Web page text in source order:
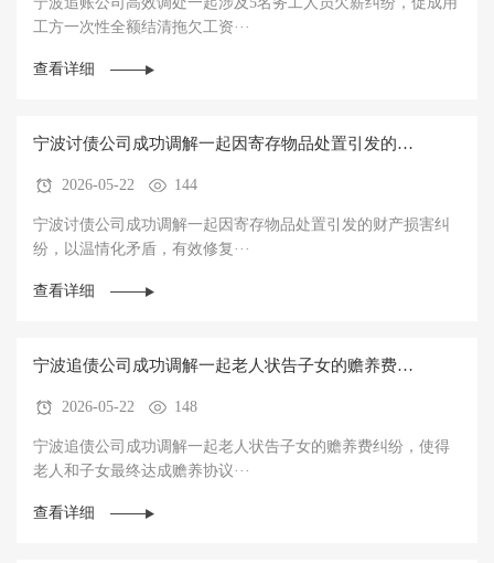
工方一次性全额结清拖欠工资···
查看详细
宁波讨债公司成功调解一起因寄存物品处置引发的财
产损害纠纷，以温情化矛盾，有效修复邻里关系
2026-05-22 144
宁波讨债公司成功调解一起因寄存物品处置引发的财产损害纠
纷，以温情化矛盾，有效修复···
查看详细
宁波追债公司成功调解一起老人状告子女的赡养费纠
纷，使得老人和子女最终达成赡养协议
2026-05-22 148
宁波追债公司成功调解一起老人状告子女的赡养费纠纷，使得
老人和子女最终达成赡养协议···
查看详细